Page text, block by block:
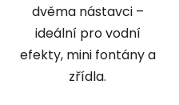
dvěma nástavci –
ideální pro vodní
efekty, mini fontány a
zřídla.